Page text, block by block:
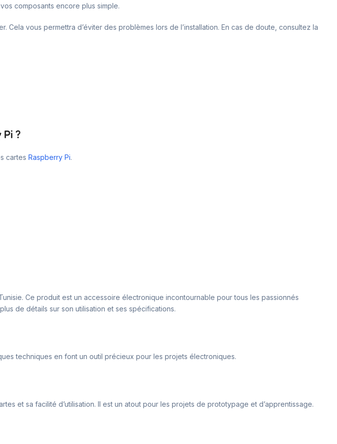
composants encore plus simple.
vous permettra d’éviter des problèmes lors de l’installation. En cas de doute, consultez la
?
cartes Raspberry Pi.
Ce produit est un accessoire électronique incontournable pour tous les passionnés
de détails sur son utilisation et ses spécifications.
techniques en font un outil précieux pour les projets électroniques.
et sa facilité d’utilisation. Il est un atout pour les projets de prototypage et d’apprentissage.